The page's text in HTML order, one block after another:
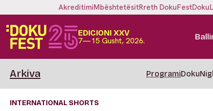
AkreditimiMbështetësitRreth DokuFest
EDICIONI XXV
7—15 Gusht, 2026.
Arkiva Programi
INTERNATIONAL SHORTS